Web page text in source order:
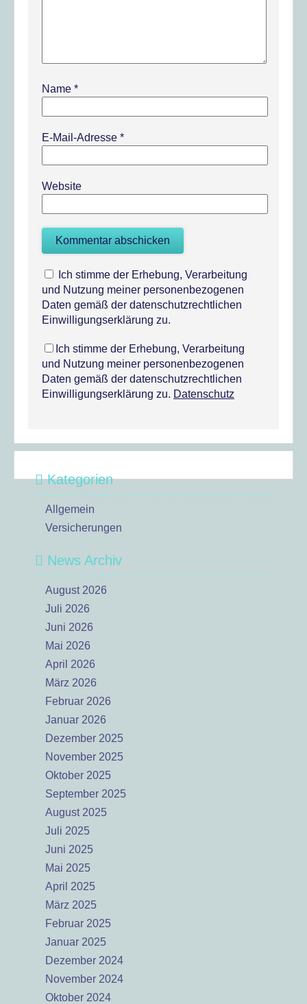
Name *
E-Mail-Adresse *
Website
Ich stimme der Erhebung, Verarbeitung
und Nutzung meiner personenbezogenen
Daten gemäß der datenschutzrechtlichen
Einwilligungserklärung zu.
Ich stimme der Erhebung, Verarbeitung
und Nutzung meiner personenbezogenen
Daten gemäß der datenschutzrechtlichen
Einwilligungserklärung zu. Datenschutz
Kategorien
Allgemein
Versicherungen
News Archiv
August 2026
Juli 2026
Juni 2026
Mai 2026
April 2026
März 2026
Februar 2026
Januar 2026
Dezember 2025
November 2025
Oktober 2025
September 2025
August 2025
Juli 2025
Juni 2025
Mai 2025
April 2025
März 2025
Februar 2025
Januar 2025
Dezember 2024
November 2024
Oktober 2024